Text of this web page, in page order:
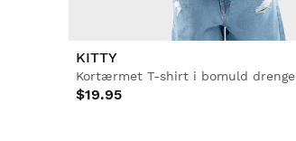
KITTY
Kortærmet T-shirt i bomuld drenge
$19.95